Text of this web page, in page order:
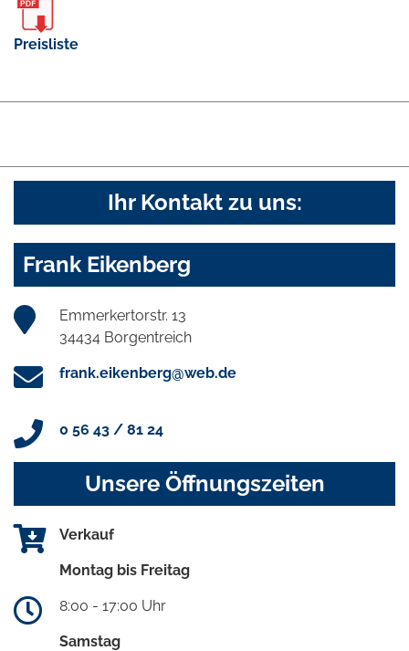
Preisliste
Ihr Kontakt zu uns:
Frank Eikenberg
Emmerkertorstr. 13
34434 Borgentreich
frank.eikenberg@web.de
0 56 43 / 81 24
Unsere Öffnungszeiten
Verkauf
Montag bis Freitag
8:00 - 17:00 Uhr
Samstag